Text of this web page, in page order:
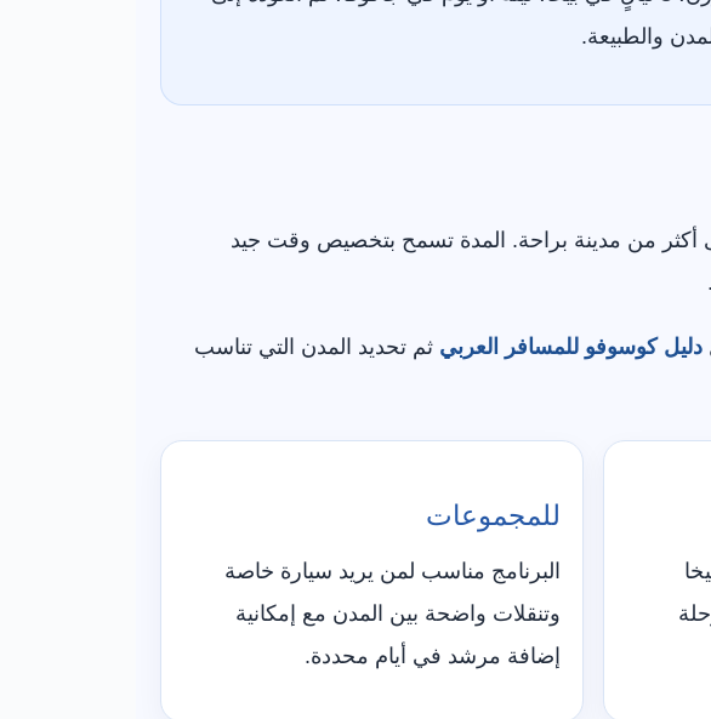
والطبيعة.
على أكثر من مدينة براحة. المدة تسمح بتخصيص وقت جيد
دليل كوسوفو للمسافر العربي ثم تحديد المدن التي تناسب
للمجموعات
البرنامج مناسب لمن يريد سيارة خاصة
وتنقلات واضحة بين المدن مع إمكانية
إضافة مرشد في أيام محددة.